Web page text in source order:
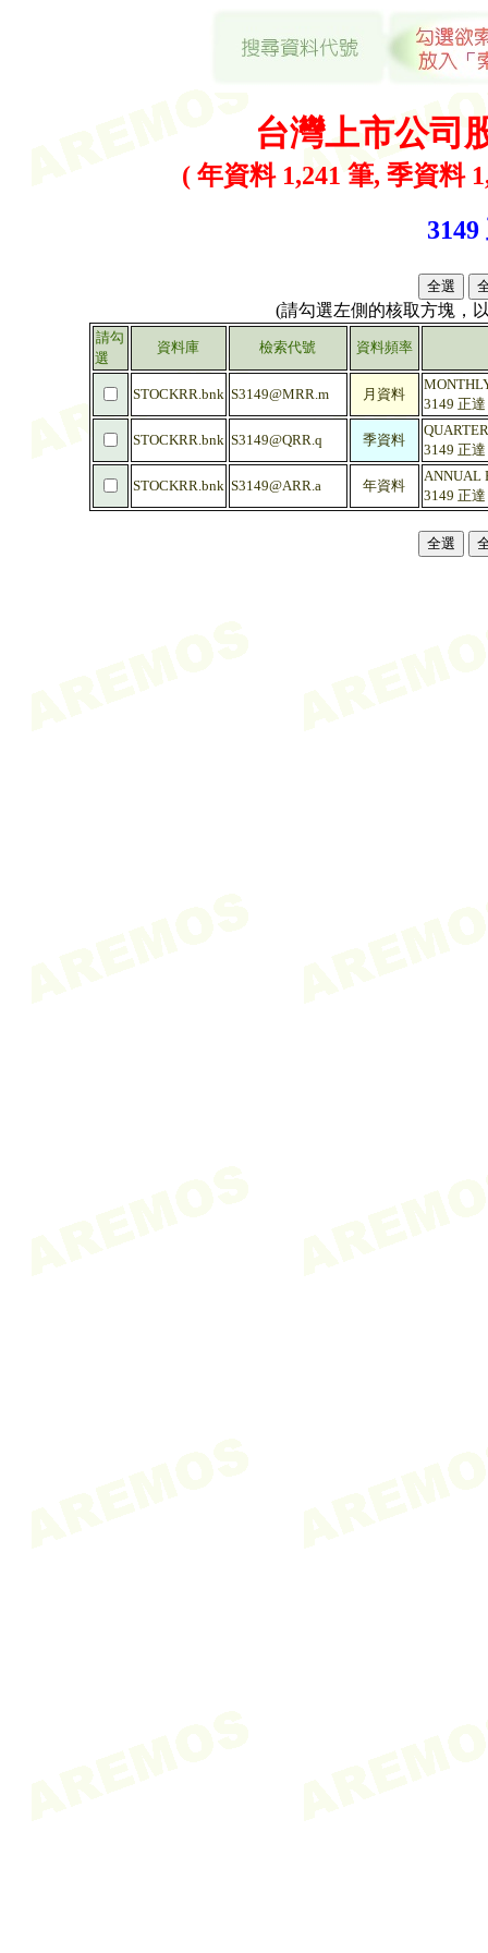
台灣上市公司
( 年資料 1,241 筆, 季資料
(請勾選左側的核取方塊，
請勾
選
資料庫 檢索代號 資料頻率
STOCKRR.bnk S3149@MRR.m 月資料
3149 正
STOCKRR.bnk S3149@QRR.q 季資料
3149 正
STOCKRR.bnk S3149@ARR.a 年資料
ANNUAL
3149 正